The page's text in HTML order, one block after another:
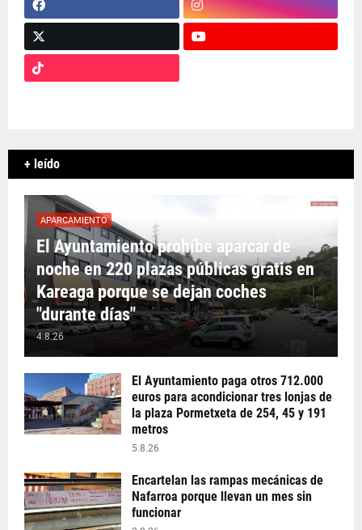
+ leído
APARCAMIENTO
El Ayuntamiento prohíbe aparcar de
noche en 220 plazas públicas gratis en
Kareaga porque se dejan coches
"durante días"
4.8.26
El Ayuntamiento paga otros 712.000
euros para acondicionar tres lonjas de
la plaza Pormetxeta de 254, 45 y 191
metros
5.8.26
Encartelan las rampas mecánicas de
Nafarroa porque llevan un mes sin
funcionar